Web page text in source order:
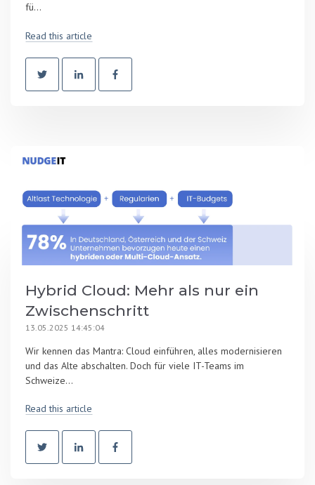
fü...
Read this article
Hybrid Cloud: Mehr als nur ein
Zwischenschritt
13.05.2025 14:45:04
Wir kennen das Mantra: Cloud einführen, alles modernisieren
und das Alte abschalten. Doch für viele IT-Teams im
Schweize...
Read this article